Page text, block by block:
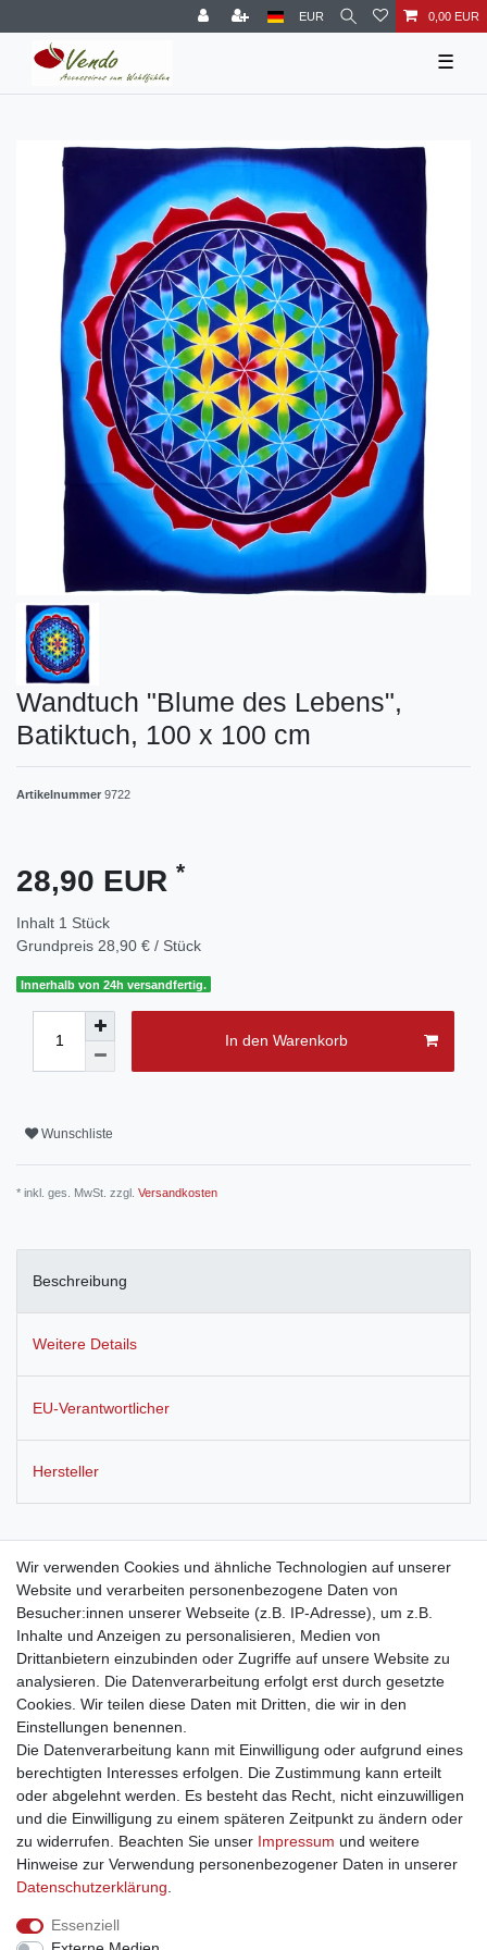
EUR 0,00 EUR
☰
Wandtuch "Blume des Lebens",
Batiktuch, 100 x 100 cm
Artikelnummer 9722
28,90 EUR *
Inhalt 1 Stück
Grundpreis 28,90 € / Stück
Innerhalb von 24h versandfertig.
In den Warenkorb
Wunschliste
* inkl. ges. MwSt. zzgl. Versandkosten
Beschreibung
Weitere Details
EU-Verantwortlicher
Hersteller
Wandtuch, batik, 100 cm x 100 cm
Das Wandtuch ist aus Baumwolle und handgebatikt.
Impressum Daten­schutz­erklärung AGB
Barrierefreiheitserklärung
Wir verwenden Cookies und ähnliche Technologien auf unserer
Website und verarbeiten personenbezogene Daten von
Besucher:innen unserer Webseite (z.B. IP-Adresse), um z.B.
Inhalte und Anzeigen zu personalisieren, Medien von
Drittanbietern einzubinden oder Zugriffe auf unsere Website zu
analysieren. Die Datenverarbeitung erfolgt erst durch gesetzte
Cookies. Wir teilen diese Daten mit Dritten, die wir in den
Einstellungen benennen.
Die Datenverarbeitung kann mit Einwilligung oder aufgrund eines
berechtigten Interesses erfolgen. Die Zustimmung kann erteilt
oder abgelehnt werden. Es besteht das Recht, nicht einzuwilligen
und die Einwilligung zu einem späteren Zeitpunkt zu ändern oder
zu widerrufen. Beachten Sie unser Impressum und weitere
Hinweise zur Verwendung personenbezogener Daten in unserer
Daten­schutz­erklärung
Essenziell